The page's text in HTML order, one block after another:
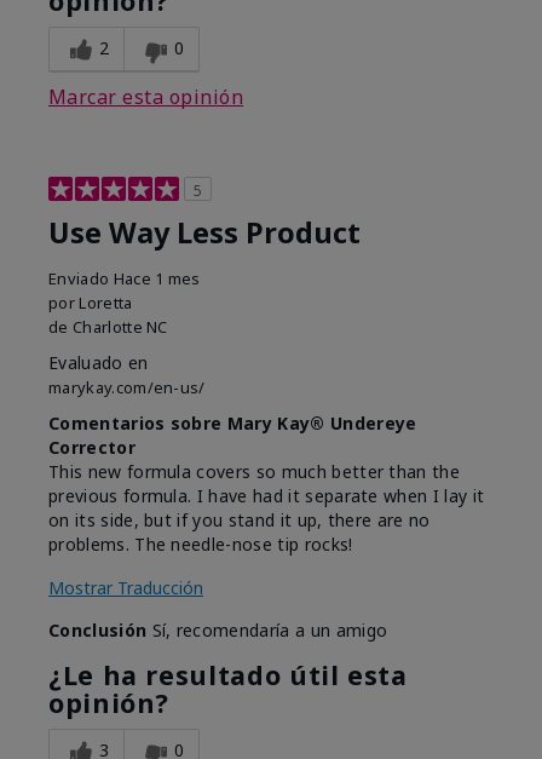
2 0
Marcar esta opinión
5
Use Way Less Product
Enviado Hace 1 mes
por Loretta
de Charlotte NC
Evaluado en
marykay.com/en-us/
Comentarios sobre Mary Kay® Undereye
Corrector
This new formula covers so much better than the
previous formula. I have had it separate when I lay it
on its side, but if you stand it up, there are no
problems. The needle-nose tip rocks!
Mostrar Traducción
Conclusión Sí, recomendaría a un amigo
¿Le ha resultado útil esta
opinión?
3 0